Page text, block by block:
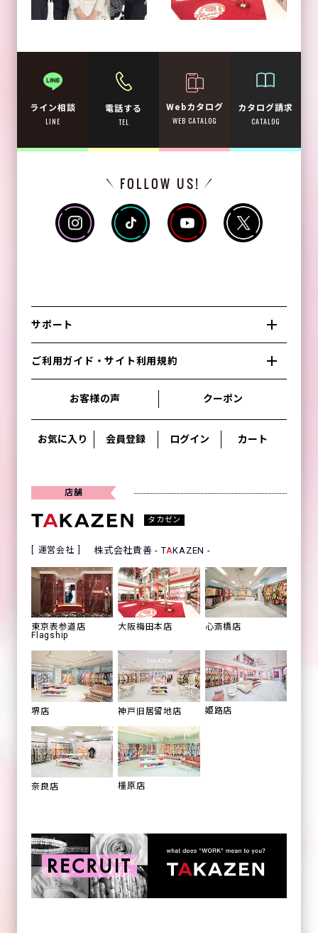
ライン相談
LINE
電話する
TEL
Webカタログ
WEB CATALOG
カタログ請求
CATALOG
サポート
ご利用ガイド・サイト利用規約
お客様の声 クーポン
お気に入り 会員登録 ログイン カート
店舗
タカゼン
運営会社 株式会社貴善 - TAKAZEN -
東京表参道店
Flagship
大阪梅田本店 心斎橋店
堺店 神戸旧居留地店 姫路店
奈良店 橿原店